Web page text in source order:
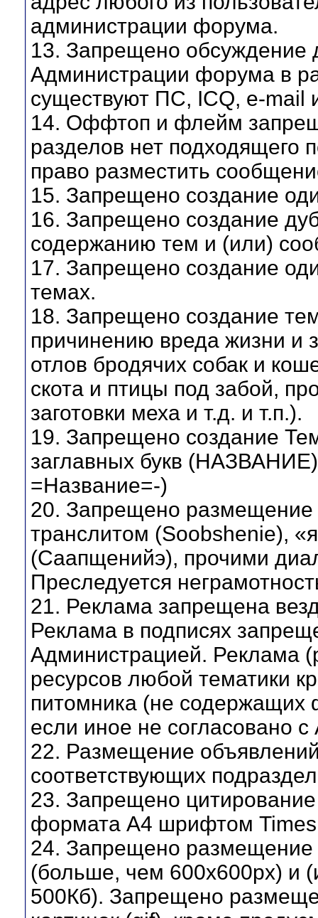
администрации форума.
13. Запрещено обсуждение
Администрации форума в
существуют ПС, ICQ, e-mail
14. Оффтоп и флейм
разделов нет подходящего
право разместить
15. Запрещено создание
16. Запрещено создание
содержанию тем и (или)
17. Запрещено создание
темах.
18. Запрещено создание
причинению вреда жизни и
отлов бродячих собак и
скота и птицы под забой,
заготовки меха и т.д. и т.п.).
19. Запрещено создание
заглавных букв
=Название=-)
20. Запрещено
транслитом (Soobshenie),
(Саапщенийэ), прочими
Преследуется
21. Реклама запрещена
Реклама в подписях
Администрацией. Реклама
ресурсов любой тематики
питомника (не содержащих
если иное не согласовано
22. Размещение
соответствующих
23. Запрещено цитирование
формата А4 шрифтом Times
24. Запрещено
(больше, чем 600х600рх) и
500Кб). Запрещено